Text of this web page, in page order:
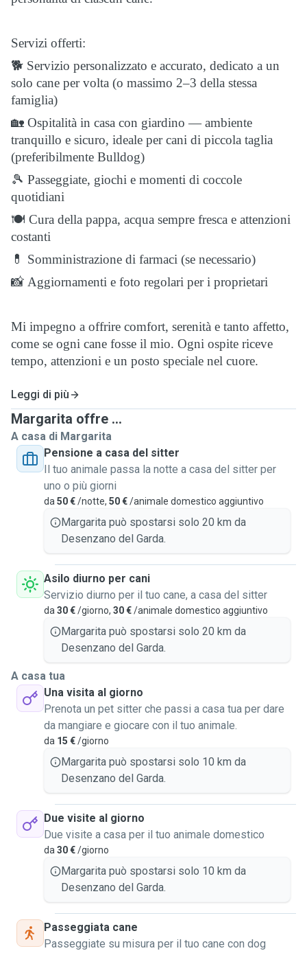
Servizi offerti:
🐕 Servizio personalizzato e accurato, dedicato a un
solo cane per volta (o massimo 2–3 della stessa
famiglia)
🏡 Ospitalità in casa con giardino — ambiente
tranquillo e sicuro, ideale per cani di piccola taglia
(preferibilmente Bulldog)
🎾 Passeggiate, giochi e momenti di coccole
quotidiani
🍽️ Cura della pappa, acqua sempre fresca e attenzioni
costanti
💊 Somministrazione di farmaci (se necessario)
📸 Aggiornamenti e foto regolari per i proprietari
Mi impegno a offrire comfort, serenità e tanto affetto,
come se ogni cane fosse il mio. Ogni ospite riceve
tempo, attenzioni e un posto speciale nel cuore.
Leggi di più
Margarita offre ...
A casa di Margarita
Pensione a casa del sitter
Il tuo animale passa la notte a casa del sitter per
uno o più giorni
da 50 €/notte, 50 €/animale domestico aggiuntivo
Margarita può spostarsi solo 20 km da
Desenzano del Garda.
Asilo diurno per cani
Servizio diurno per il tuo cane, a casa del sitter
da 30 €/giorno, 30 €/animale domestico aggiuntivo
Margarita può spostarsi solo 20 km da
Desenzano del Garda.
A casa tua
Una visita al giorno
Prenota un pet sitter che passi a casa tua per dare
da mangiare e giocare con il tuo animale.
da 15 €/giorno
Margarita può spostarsi solo 10 km da
Desenzano del Garda.
Due visite al giorno
Due visite a casa per il tuo animale domestico
da 30 €/giorno
Margarita può spostarsi solo 10 km da
Desenzano del Garda.
Passeggiata cane
Passeggiate su misura per il tuo cane con dog